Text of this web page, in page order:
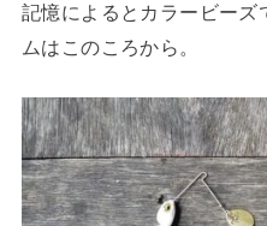
記憶によるとカラービーズ
ムはこのころから。